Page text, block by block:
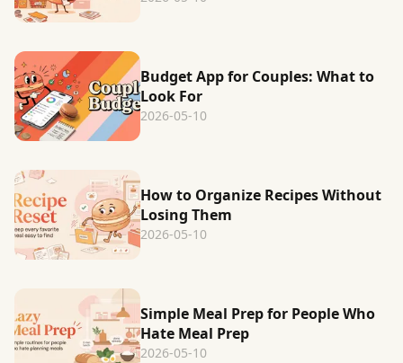
Budget App for Couples: What to
Look For
2026-05-10
How to Organize Recipes Without
Losing Them
2026-05-10
Simple Meal Prep for People Who
Hate Meal Prep
2026-05-10